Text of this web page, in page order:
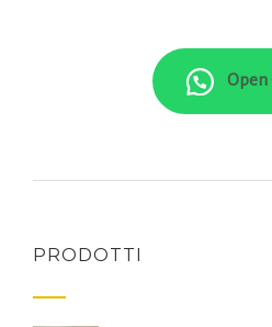
Open
PRODOTTI